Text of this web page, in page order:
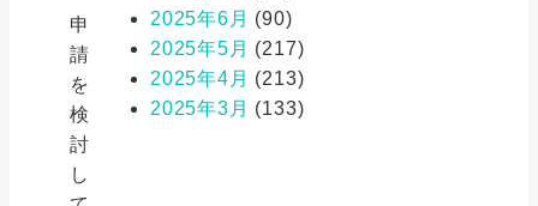
申
請
を
検
討
し
2025年6月 (90)
2025年5月 (217)
2025年4月 (213)
2025年3月 (133)